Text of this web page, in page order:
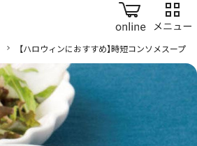
【ハロウィンにおすすめ】時短コンソメスープ